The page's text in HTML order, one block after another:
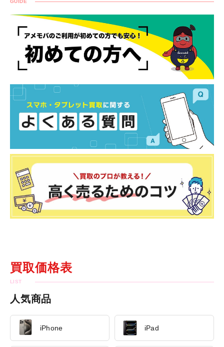
GUIDE
買取価格表
人気商品
iPhone iPad